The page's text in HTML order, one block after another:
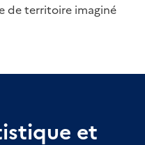
de territoire imaginé
et